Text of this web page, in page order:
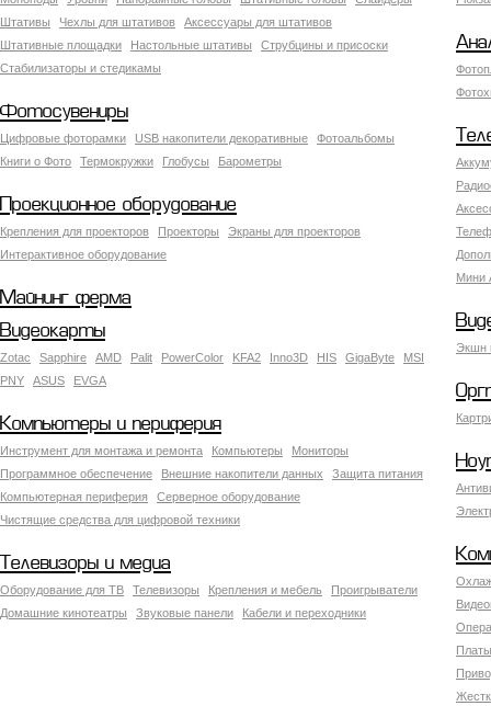
Штативы
Чехлы для штативов
Аксессуары для штативов
Штативные площадки
Настольные штативы
Струбцины и присоски
Стабилизаторы и стедикамы
Фотосувениры
Цифровые фоторамки USB накопители декоративные
Фотоальбомы
Книги о Фото
Термокружки Глобусы Барометры
Мини
Проекционное оборудование
Крепления для проекторов Проекторы
Экраны для проекторов
Интерактивное оборудование
Майнинг ферма
Экшн
Видеокарты
Zotac Sapphire AMD Palit PowerColor KFA2 Inno3D HIS GigaByte
MSI
PNY
ASUS EVGA
Компьютеры и периферия
Инструмент для монтажа и ремонта Компьютеры
Мониторы
Программное обеспечение
Внешние накопители данных
Защита питания
Компьютерная периферия
Серверное оборудование
Чистящие средства для цифровой техники
Телевизоры и медиа
Оборудование для ТВ Телевизоры Крепления и мебель
Проигрыватели
Домашние кинотеатры
Звуковые панели Кабели и переходники